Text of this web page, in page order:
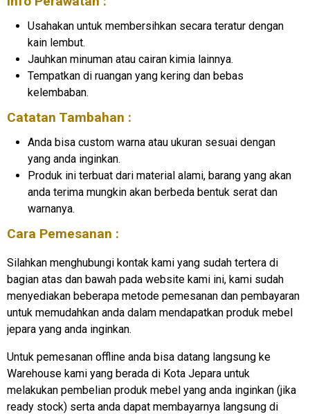
Usahakan untuk membersihkan secara teratur dengan
kain lembut.
Jauhkan minuman atau cairan kimia lainnya.
Tempatkan di ruangan yang kering dan bebas
kelembaban.
Catatan Tambahan :
Anda bisa custom warna atau ukuran sesuai dengan
yang anda inginkan.
Produk ini terbuat dari material alami, barang yang akan
anda terima mungkin akan berbeda bentuk serat dan
warnanya.
Cara Pemesanan :
Silahkan menghubungi kontak kami yang sudah tertera di
bagian atas dan bawah pada website kami ini, kami sudah
menyediakan beberapa metode pemesanan dan pembayaran
untuk memudahkan anda dalam mendapatkan produk mebel
jepara yang anda inginkan.
Untuk pemesanan offline anda bisa datang langsung ke
Warehouse kami yang berada di Kota Jepara untuk
melakukan pembelian produk mebel yang anda inginkan (jika
ready stock) serta anda dapat membayarnya langsung di